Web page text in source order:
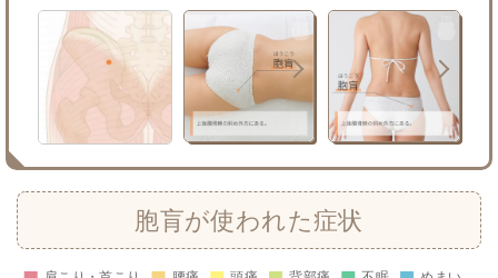
胞肓が使われた症状